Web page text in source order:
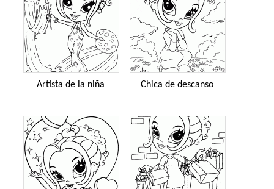
Artista de la niña Chica de descanso